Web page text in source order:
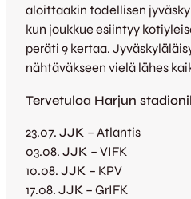
aloittaakin todellisen
kun joukkue esiintyy
peräti 9 kertaa.
nähtäväkseen vielä lähes
Tervetuloa Harjun
23.07. JJK – Atlantis
03.08. JJK – VIFK
10.08. JJK – KPV
17.08. JJK – GrIFK